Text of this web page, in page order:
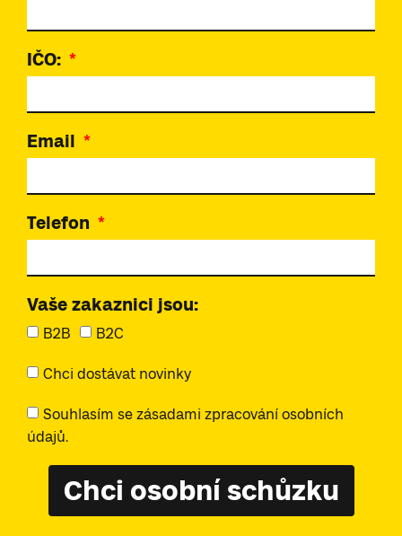
IČO:
Email
Telefon
Vaše zakaznici jsou:
B2B B2C
Chci dostávat novinky
Souhlasím se zásadami zpracování osobních
údajů.
Chci osobní schůzku